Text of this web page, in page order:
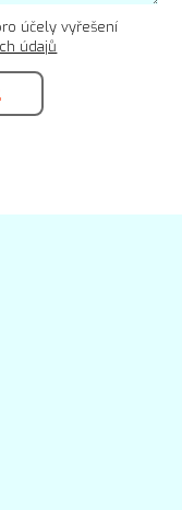
účely vyřešení
údajů